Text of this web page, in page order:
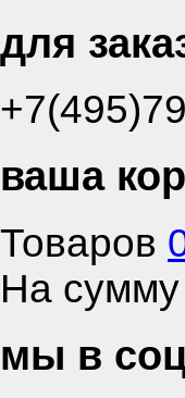
для
ваша
Товаров
На сумму
мы в